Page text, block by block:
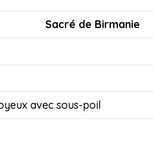
Sacré de Birmanie
avec sous-poil